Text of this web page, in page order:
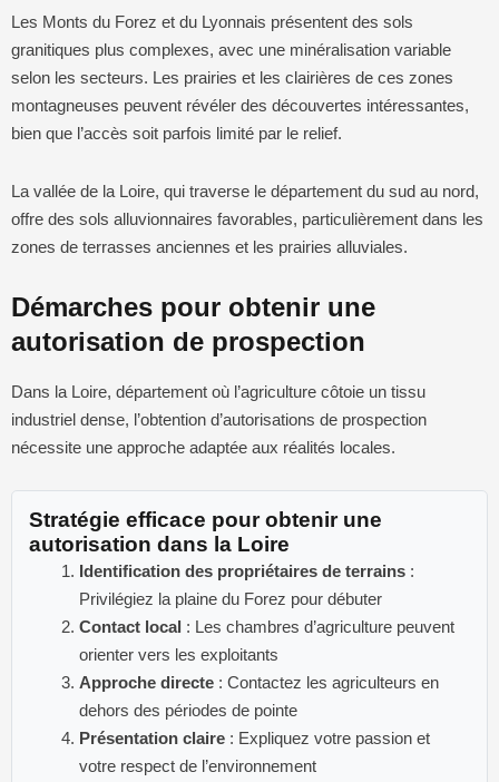
Les Monts du Forez et du Lyonnais présentent des sols
granitiques plus complexes, avec une minéralisation variable
selon les secteurs. Les prairies et les clairières de ces zones
montagneuses peuvent révéler des découvertes intéressantes,
bien que l’accès soit parfois limité par le relief.
La vallée de la Loire, qui traverse le département du sud au nord,
offre des sols alluvionnaires favorables, particulièrement dans les
zones de terrasses anciennes et les prairies alluviales.
Démarches pour obtenir une
autorisation de prospection
Dans la Loire, département où l’agriculture côtoie un tissu
industriel dense, l’obtention d’autorisations de prospection
nécessite une approche adaptée aux réalités locales.
Stratégie efficace pour obtenir une
autorisation dans la Loire
Identification des propriétaires de terrains :
Privilégiez la plaine du Forez pour débuter
Contact local : Les chambres d’agriculture peuvent
orienter vers les exploitants
Approche directe : Contactez les agriculteurs en
dehors des périodes de pointe
Présentation claire : Expliquez votre passion et
votre respect de l’environnement